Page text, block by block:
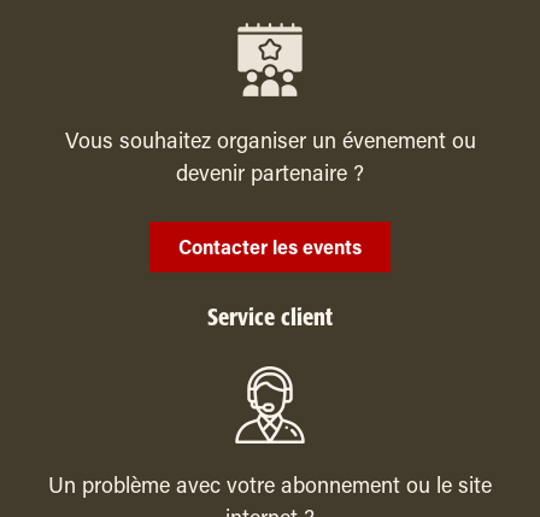
Vous souhaitez organiser un évenement ou
devenir partenaire ?
Contacter les events
Service client
Un problème avec votre abonnement ou le site